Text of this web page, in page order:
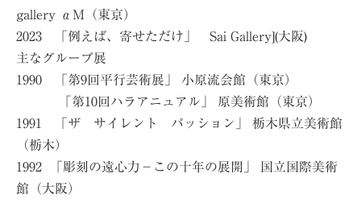
gallery αM（東京）
2023 「例えば、寄せただけ」 Sai Gallery](大阪)
主なグループ展
1990 「第9回平行芸術展」 小原流会館（東京）
「第10回ハラアニュアル」 原美術館（東京）
1991 「ザ サイレント パッション」 栃木県立美術館
（栃木）
1992 「彫刻の遠心力−この十年の展開」 国立国際美術
館（大阪）